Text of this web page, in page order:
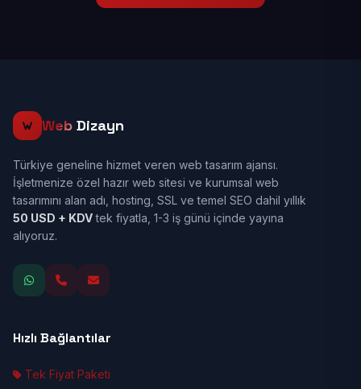
Web Dizayn
Türkiye geneline hizmet veren web tasarım ajansı.
İşletmenize özel hazır web sitesi ve kurumsal web
tasarımını alan adı, hosting, SSL ve temel SEO dahil yıllık
50 USD + KDVtek fiyatla, 1-3 iş günü içinde yayına
alıyoruz.
Hızlı Bağlantılar
Tek Fiyat Paketi